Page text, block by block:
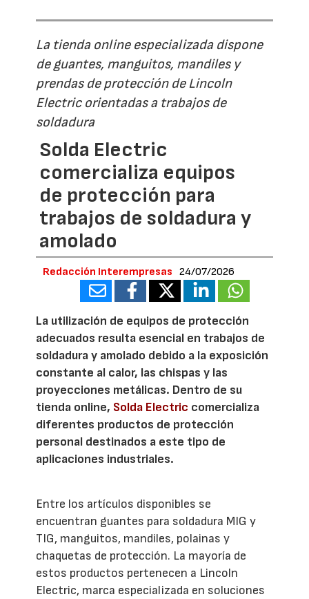
La tienda online especializada dispone
de guantes, manguitos, mandiles y
prendas de protección de Lincoln
Electric orientadas a trabajos de
soldadura
Solda Electric
comercializa equipos
de protección para
trabajos de soldadura y
amolado
Redacción Interempresas 24/07/2026
La utilización de equipos de protección
adecuados resulta esencial en trabajos de
soldadura y amolado debido a la exposición
constante al calor, las chispas y las
proyecciones metálicas. Dentro de su
tienda online, Solda Electric comercializa
diferentes productos de protección
personal destinados a este tipo de
aplicaciones industriales.
Entre los artículos disponibles se
encuentran guantes para soldadura MIG y
TIG, manguitos, mandiles, polainas y
chaquetas de protección. La mayoría de
estos productos pertenecen a Lincoln
Electric, marca especializada en soluciones